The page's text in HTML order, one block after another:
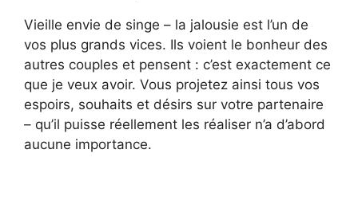
Vieille envie de singe – la jalousie est l’un de
vos plus grands vices. Ils voient le bonheur des
autres couples et pensent : c’est exactement ce
que je veux avoir. Vous projetez ainsi tous vos
espoirs, souhaits et désirs sur votre partenaire
– qu’il puisse réellement les réaliser n’a d’abord
aucune importance.